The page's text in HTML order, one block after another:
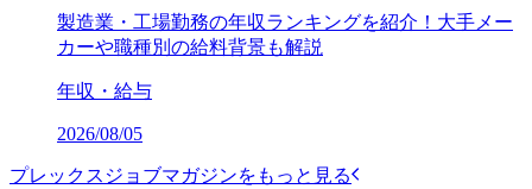
製造業・工場勤務の年収ランキングを紹介！大手メー
カーや職種別の給料背景も解説
年収・給与
2026/08/05
プレックスジョブマガジンをもっと見る